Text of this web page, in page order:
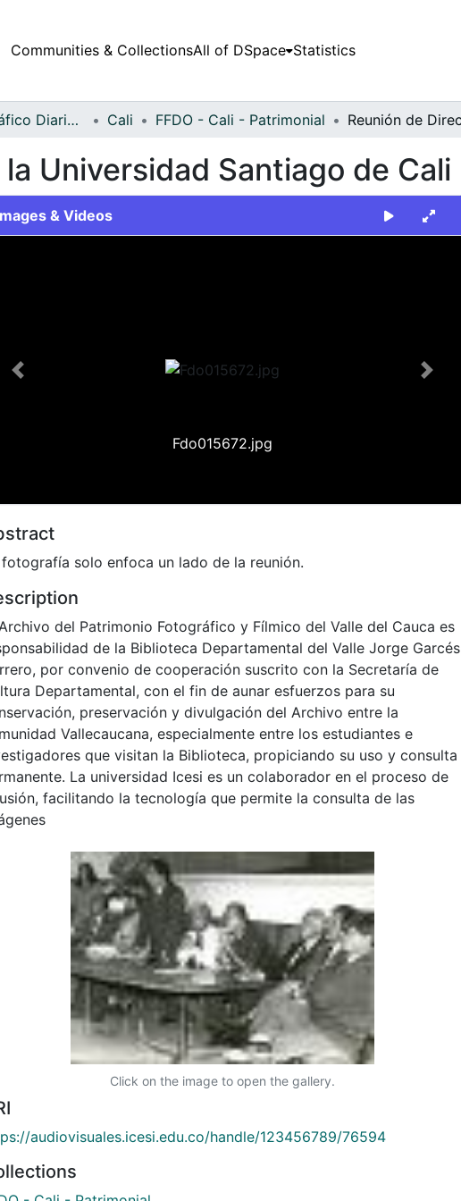
Communities & CollectionsAll of DSpace Statistics
Fondo Fotográfico Diario Occidente Cali FFDO - Cali - Patrimonial
Universidad Santiago de Cali
& Videos
Fdo015672.jpg
Previous Next
fotografía solo enfoca un lado de la reunión.
del Patrimonio Fotográfico y Fílmico del Valle del Cauca es
de la Biblioteca Departamental del Valle Jorge Garcés
por convenio de cooperación suscrito con la Secretaría de
Departamental, con el fin de aunar esfuerzos para su
preservación y divulgación del Archivo entre la
Vallecaucana, especialmente entre los estudiantes e
que visitan la Biblioteca, propiciando su uso y consulta
La universidad Icesi es un colaborador en el proceso de
facilitando la tecnología que permite la consulta de las
Click on the image to open the gallery.
audiovisuales.icesi.edu.co/handle/123456789/76594